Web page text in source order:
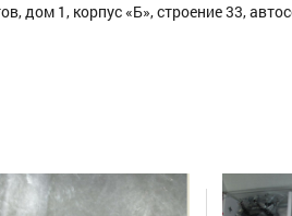
дом 1, корпус «Б», строение 33,